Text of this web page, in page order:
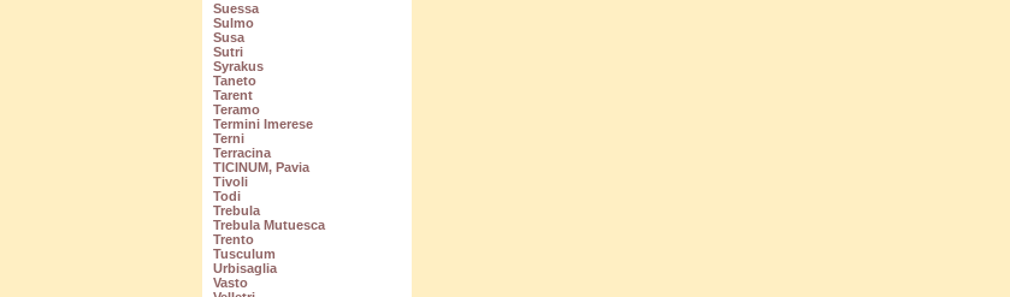
Suessa
Sulmo
Susa
Sutri
Syrakus
Taneto
Tarent
Teramo
Termini Imerese
Terni
Terracina
TICINUM, Pavia
Tivoli
Todi
Trebula
Trebula Mutuesca
Trento
Tusculum
Urbisaglia
Vasto